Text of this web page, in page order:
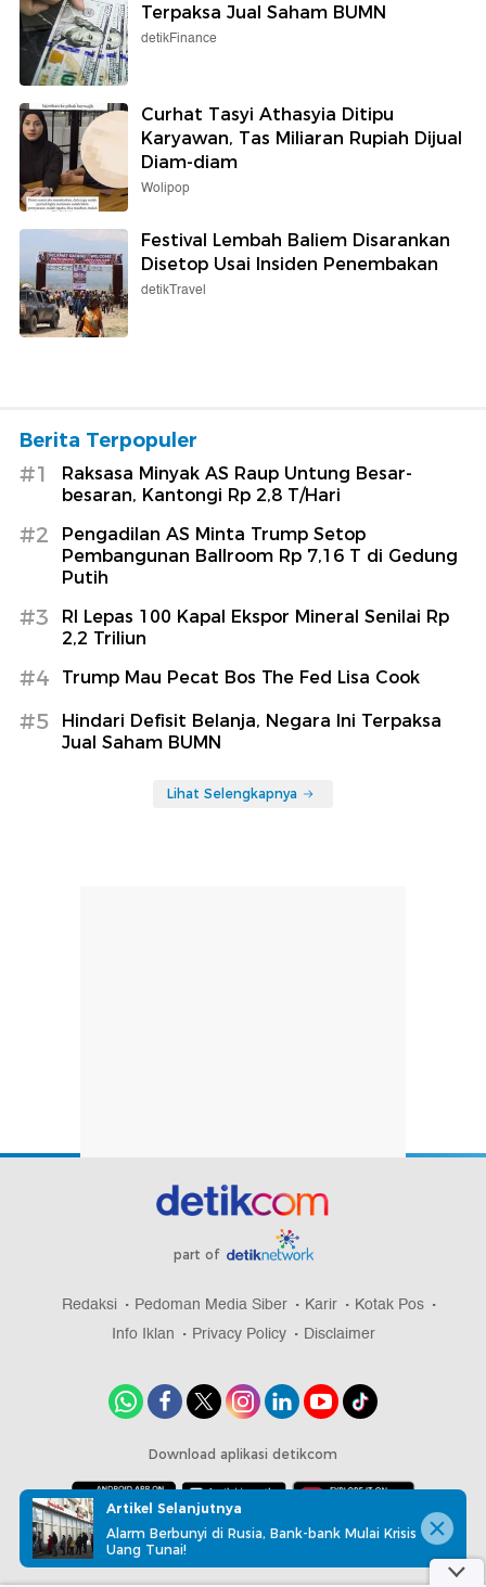
Terpaksa Jual Saham BUMN
detikFinance
Curhat Tasyi Athasyia Ditipu
Karyawan, Tas Miliaran Rupiah Dijual
Diam-diam
Wolipop
Festival Lembah Baliem Disarankan
Disetop Usai Insiden Penembakan
detikTravel
Berita Terpopuler
#1
Raksasa Minyak AS Raup Untung Besar-
besaran, Kantongi Rp 2,8 T/Hari
#2
Pengadilan AS Minta Trump Setop
Pembangunan Ballroom Rp 7,16 T di Gedung
Putih
#3
RI Lepas 100 Kapal Ekspor Mineral Senilai Rp
2,2 Triliun
#4 Trump Mau Pecat Bos The Fed Lisa Cook
#5
Hindari Defisit Belanja, Negara Ini Terpaksa
Jual Saham BUMN
Lihat Selengkapnya
part of
Redaksi Pedoman Media Siber Karir
Kotak Pos
Info Iklan
Privacy Policy Disclaimer
Download aplikasi detikcom
Copyright @ 2026 detikcom, All right reserved
Artikel Selanjutnya
Alarm Berbunyi di Rusia, Bank-bank Mulai Krisis
Uang Tunai!